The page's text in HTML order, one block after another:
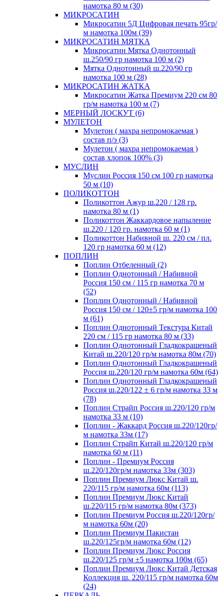
намотка 80 м (30)
МИКРОСАТИН
Микросатин 5Д Цифровая печать 95гр/
м намотка 100м (39)
МИКРОСАТИН МЯТКА
Микросатин Мятка Однотонный
ш.250/90 гр намотка 100 м (2)
Мятка Однотонный ш.220/90 гр
намотка 100 м (28)
МИКРОСАТИН ЖАТКА
Микросатин Жатка Премиум 220 см 80
гр/м намотка 100 м (7)
МЕРНЫЙ ЛОСКУТ (6)
МУЛЕТОН
Мулетон ( махра непромокаемая )
состав п/э (3)
Мулетон ( махра непромокаемая )
состав хлопок 100% (3)
МУСЛИН
Муслин Россия 150 см 100 гр намотка
50 м (10)
ПОЛИКОТТОН
Поликоттон Ажур ш.220 / 128 гр.
намотка 80 м (1)
Поликоттон Жаккардовое напыление
ш.220 / 120 гр. намотка 60 м (1)
Поликоттон Набивной ш. 220 см / пл.
120 гр намотка 60 м (12)
ПОПЛИН
Поплин Отбеленный (2)
Поплин Однотонный / Набивной
Россия 150 см / 115 гр намотка 70 м
(52)
Поплин Однотонный / Набивной
Россия 150 см / 120±5 гр/м намотка 100
м (61)
Поплин Однотонный Текстура Китай
220 см / 115 гр намотка 80 м (33)
Поплин Однотонный Гладкокрашеный
Китай ш.220/120 гр/м намотка 80м (70)
Поплин Однотонный Гладкокрашеный
Россия ш.220/120 гр/м намотка 60м (64)
Поплин Однотонный Гладкокрашеный
Россия ш.220/122 ± 6 гр/м намотка 33 м
(78)
Поплин Страйп Россия ш.220/120 гр/м
намотка 33 м (10)
Поплин - Жаккард Россия ш.220/120гр/
м намотка 33м (17)
Поплин Страйп Китай ш.220/120 гр/м
намотка 60 м (11)
Поплин - Премиум Россия
ш.220/120гр/м намотка 33м (303)
Поплин Премиум Люкс Китай ш.
220/115 гр/м намотка 60м (113)
Поплин Премиум Люкс Китай
ш.220/115 гр/м намотка 80м (373)
Поплин Премиум Россия ш.220/120гр/
м намотка 60м (20)
Поплин Премиум Пакистан
ш.220/125гр/м намотка 60м (12)
Поплин Премиум Люкс Россия
ш.220/125 гр/м ±5 намотка 100м (65)
Поплин Премиум Люкс Китай Детская
Коллекция ш. 220/115 гр/м намотка 60м
(24)